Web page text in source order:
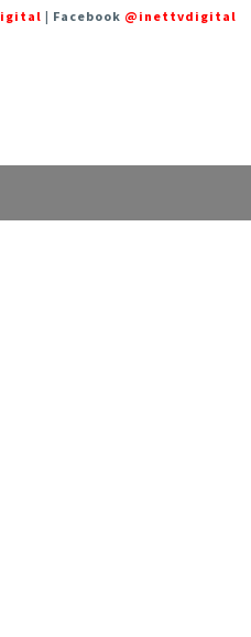
| Facebook @inettvdigital